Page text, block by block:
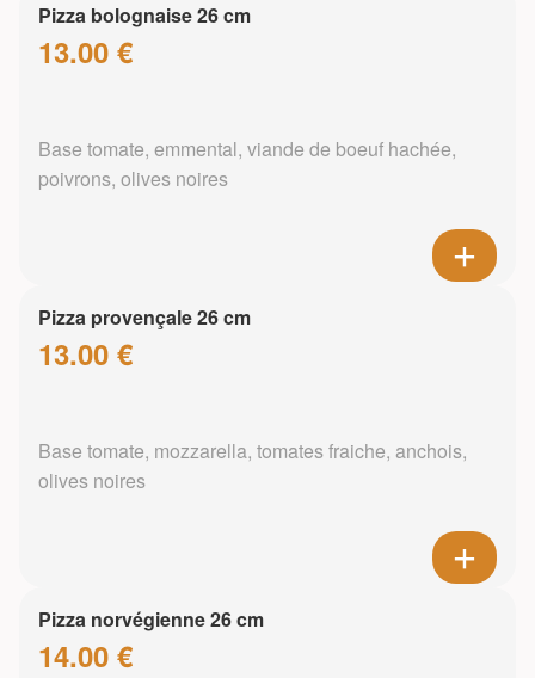
Pizza bolognaise 26 cm
13.00 €
Base tomate, emmental, viande de boeuf hachée,
poivrons, olives noires
Pizza provençale 26 cm
13.00 €
Base tomate, mozzarella, tomates fraiche, anchois,
olives noires
Pizza norvégienne 26 cm
14.00 €